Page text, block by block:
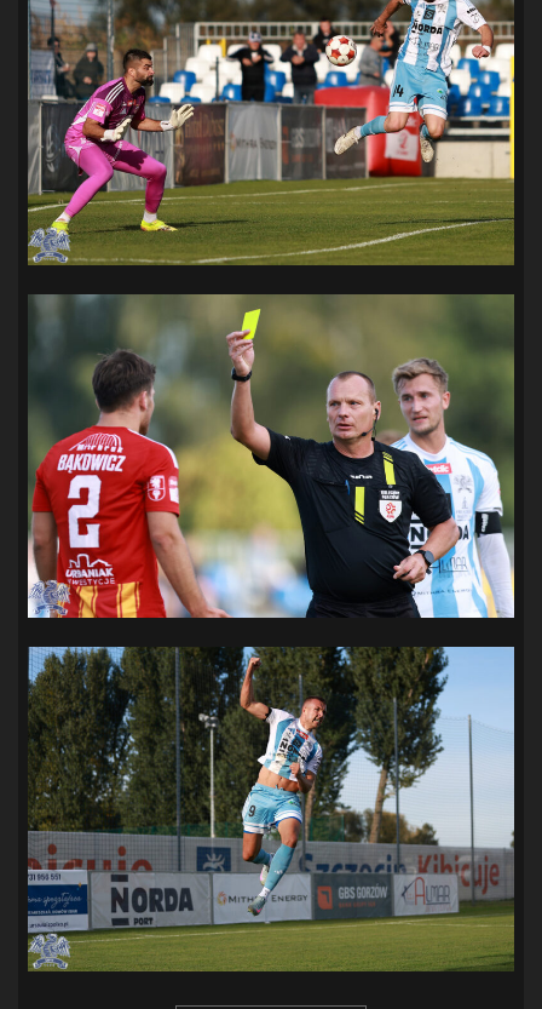
SANDRA SPA POGOŃ SZCZECIN(100) SIEDLECKA(63)
SPARING(110) SPR POGOŃ SZCZECIN (72)
SPÓJNIA STARGARD(35) STOCZNIA SZCZECIN(40)
SUPERLIGA KOBIET(58) SUPERLIGA MĘŻCZYZN(92)
TAURON LIGA KOBIET(106) (26) TREFL SOPOT(26)
WYGRANA(43) ZAGŁĘBIE LUBIN(36)
ŚWIT SKOLWIN(111)
STAT4U